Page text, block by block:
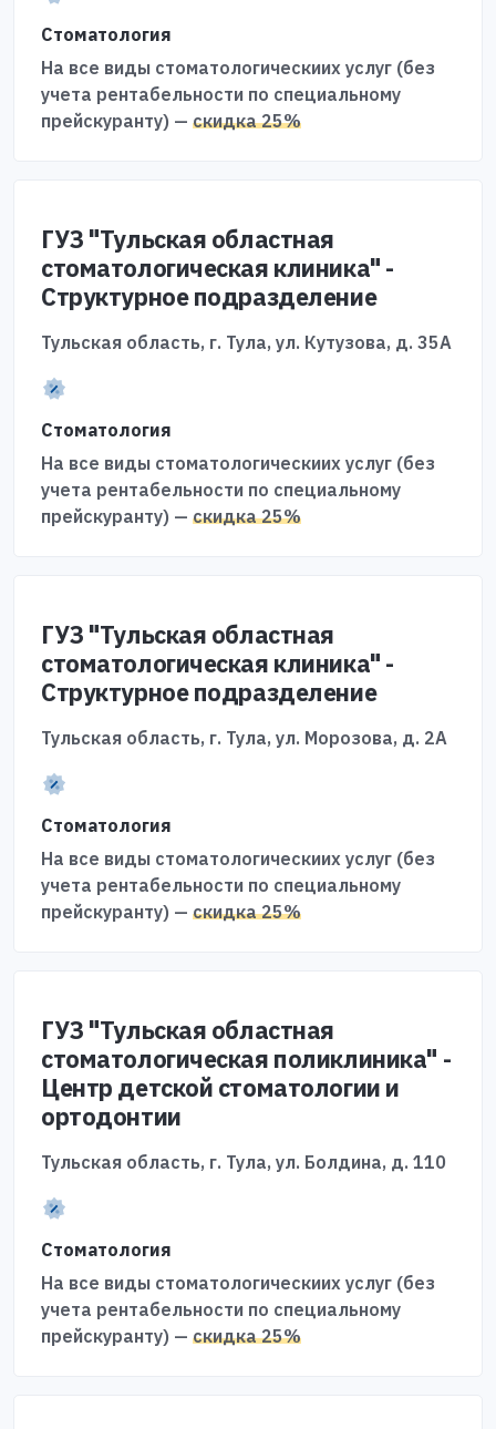
Стоматология
На все виды стоматологическиих услуг (без
учета рентабельности по специальному
прейскуранту) — скидка 25%
ГУЗ "Тульская областная
стоматологическая клиника" -
Структурное подразделение
Тульская область, г. Тула, ул. Кутузова, д. 35А
Стоматология
На все виды стоматологическиих услуг (без
учета рентабельности по специальному
прейскуранту) — скидка 25%
ГУЗ "Тульская областная
стоматологическая клиника" -
Структурное подразделение
Тульская область, г. Тула, ул. Морозова, д. 2А
Стоматология
На все виды стоматологическиих услуг (без
учета рентабельности по специальному
прейскуранту) — скидка 25%
ГУЗ "Тульская областная
стоматологическая поликлиника" -
Центр детской стоматологии и
ортодонтии
Тульская область, г. Тула, ул. Болдина, д. 110
Стоматология
На все виды стоматологическиих услуг (без
учета рентабельности по специальному
прейскуранту) — скидка 25%